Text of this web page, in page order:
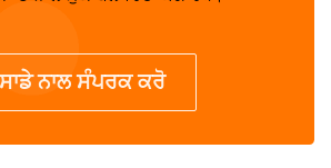
ਸਾਡੇ ਨਾਲ ਸੰਪਰਕ ਕਰੋ